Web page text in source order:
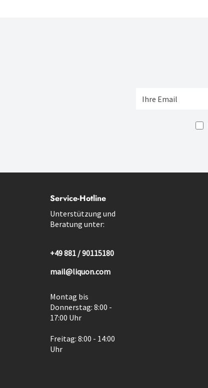
Service-Hotline
Unterstützung und
Beratung unter:
+49 881 / 90115180
mail@liquon.com
Montag bis
Donnerstag: 8:00 -
17:00 Uhr
Freitag: 8:00 - 14:00
Uhr